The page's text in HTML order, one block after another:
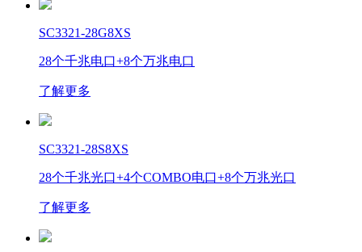
SC3321-28G8XS
28个千兆电口+8个万兆电口
了解更多
SC3321-28S8XS
28个千兆光口+4个COMBO电口+8个万兆光口
了解更多